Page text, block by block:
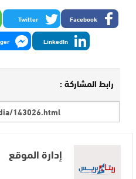
Facebook
Twitter
LinkedIn
رابط المشاركة :
إدارة الموقع